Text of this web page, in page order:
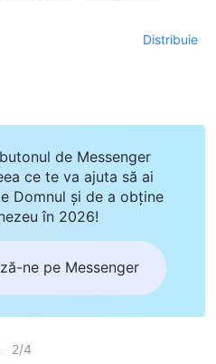
Distribuie
de Messenger
ce te va ajuta să ai
Domnul și de a obține
în 2026!
ne pe Messenger
2/4